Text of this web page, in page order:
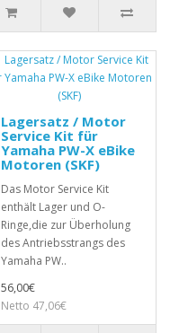
Lagersatz / Motor
Service Kit für
Yamaha PW-X eBike
Motoren (SKF)
Das Motor Service Kit
enthält Lager und O-
Ringe,die zur Überholung
des Antriebsstrangs des
Yamaha PW..
56,00€
Netto 47,06€